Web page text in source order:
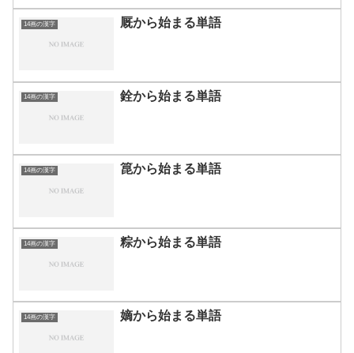
14画の漢字 厩から始まる単語
14画の漢字 銓から始まる単語
14画の漢字 箟から始まる単語
14画の漢字 粽から始まる単語
14画の漢字 嫡から始まる単語